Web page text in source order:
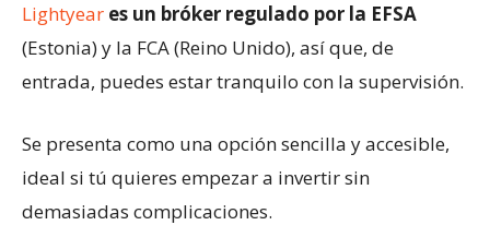
Lightyear es un bróker regulado por la EFSA
(Estonia) y la FCA (Reino Unido), así que, de
entrada, puedes estar tranquilo con la supervisión.
Se presenta como una opción sencilla y accesible,
ideal si tú quieres empezar a invertir sin
demasiadas complicaciones.